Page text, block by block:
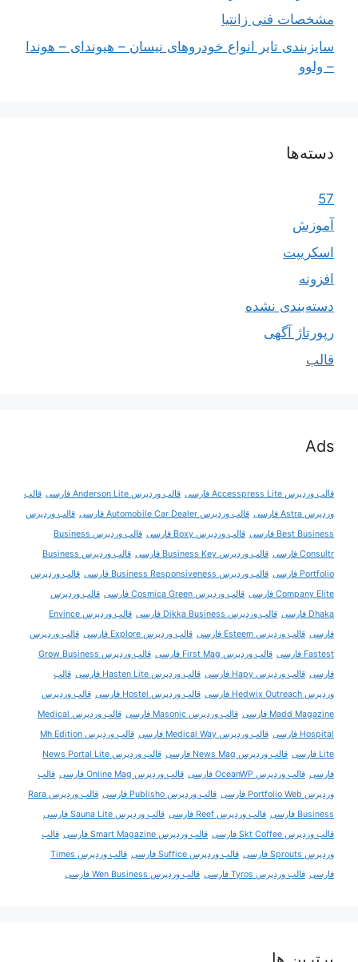
مشخصات فنی زانتیا
سایزبندی تایر انواع خودروهای نیسان – هیوندای – هوندا
– ولوو
دسته‌ها
57
آموزش
اسکریپت
افزونه
دسته‌بندی نشده
رپورتاژ آگهی
قالب
Ads
قالب وردپرس Accesspress Lite فارسی قالب وردپرس Anderson Lite فارسی
قالب
وردپرس Astra فارسی
قالب وردپرس Automobile Car Dealer فارسی
قالب وردپرس
Best Business فارسی
قالب وردپرس Boxy فارسی
قالب وردپرس Business
Consultr فارسی
قالب وردپرس Business Key فارسی
قالب وردپرس Business
Portfolio فارسی
قالب وردپرس Business Responsiveness فارسی
قالب وردپرس
Company Elite فارسی
قالب وردپرس Cosmica Green فارسی
قالب وردپرس
Dhaka فارسی
قالب وردپرس Dikka Business فارسی
قالب وردپرس Envince
فارسی قالب وردپرس Esteem فارسی قالب وردپرس Explore فارسی
قالب وردپرس
Fastest فارسی
قالب وردپرس First Mag فارسی
قالب وردپرس Grow Business
فارسی قالب وردپرس Hapy فارسی قالب وردپرس Hasten Lite فارسی
قالب
وردپرس Hedwix Outreach فارسی
قالب وردپرس Hostel فارسی
قالب وردپرس
Madd Magazine فارسی
قالب وردپرس Masonic فارسی
قالب وردپرس Medical
Hospital فارسی
قالب وردپرس Medical Way فارسی
قالب وردپرس Mh Edition
Lite فارسی
قالب وردپرس News Mag فارسی
قالب وردپرس News Portal Lite
فارسی قالب وردپرس OceanWP فارسی قالب وردپرس Online Mag فارسی
قالب
وردپرس Portfolio Web فارسی
قالب وردپرس Publisho فارسی
قالب وردپرس Rara
Business فارسی
قالب وردپرس Reef فارسی
قالب وردپرس Sauna Lite فارسی
قالب وردپرس Skt Coffee فارسی
قالب وردپرس Smart Magazine فارسی
قالب
وردپرس Sprouts فارسی
قالب وردپرس Suffice فارسی
قالب وردپرس Times
فارسی قالب وردپرس Tyros فارسی قالب وردپرس Wen Business فارسی